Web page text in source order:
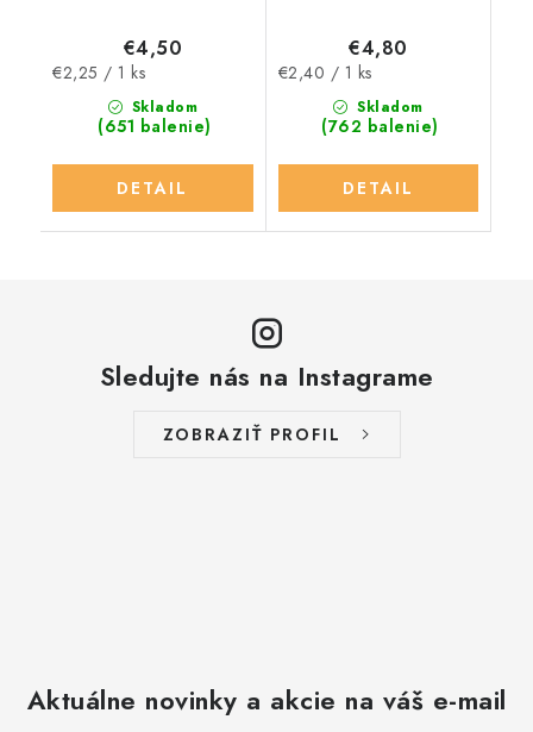
Skladom
(651 balenie)
€4,50
Jednotková
€2,25 / 1 ks
DETAIL
Skladom
(762 balenie)
€4,80
Jednotková
€2,40 / 1 ks
DETAIL
Sledujte nás na Instagrame
ZOBRAZIŤ PROFIL
Aktuálne novinky a akcie na váš e-mail